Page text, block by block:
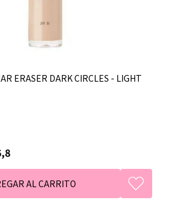
ERASER DARK CIRCLES - LIGHT